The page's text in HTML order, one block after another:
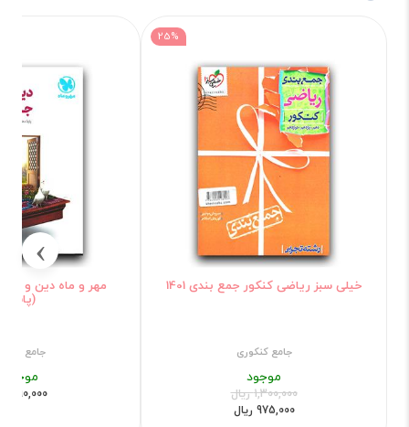
25%
خیلی سبز ریاضی کنکور جمع بندی 1401
جامع کنکوری
موجود
1,300,000 ریال
975,000 ریال
مهر و ماه دین و
(پاسخ)
جامع
موجود
590,000 ریال
›